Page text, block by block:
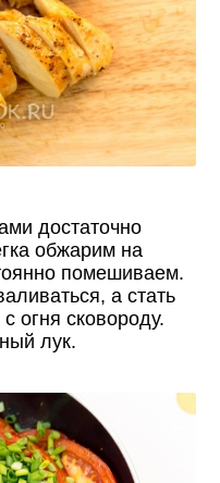
достаточно
обжарим на
помешиваем.
а стать
огня сковороду.
лук.